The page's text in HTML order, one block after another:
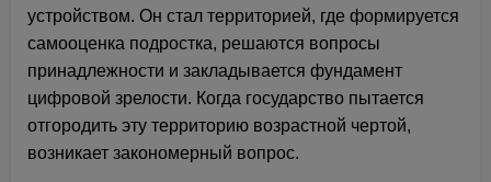
устройством. Он стал территорией, где формируется
самооценка подростка, решаются вопросы
принадлежности и закладывается фундамент
цифровой зрелости. Когда государство пытается
отгородить эту территорию возрастной чертой,
возникает закономерный вопрос.